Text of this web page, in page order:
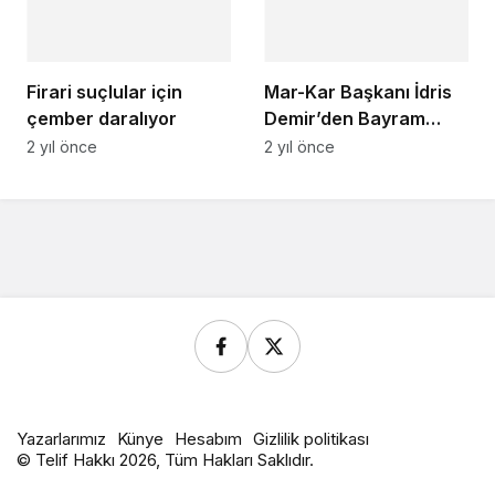
Firari suçlular için
çember daralıyor
2 yıl önce
Mar-Kar Başkanı İdris
Demir’den Bayram
Mesajı
2 yıl önce
Yazarlarımız Künye Hesabım Gizlilik politikası
© Telif Hakkı 2026, Tüm Hakları Saklıdır.